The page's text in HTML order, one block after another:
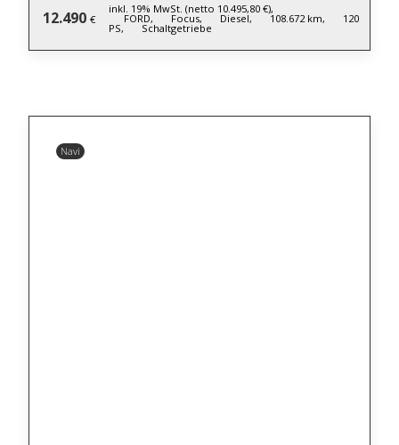
12.490 €
inkl. 19% MwSt. (netto 10.495,80 €),
FORD, Focus, Diesel, 108.672 km, 120
PS, Schaltgetriebe
Navi